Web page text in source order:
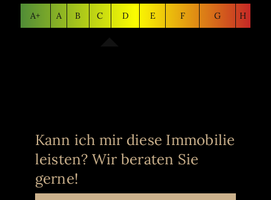
A+ A B C D E F G H
Kann ich mir diese Immobilie
leisten? Wir beraten Sie
gerne!